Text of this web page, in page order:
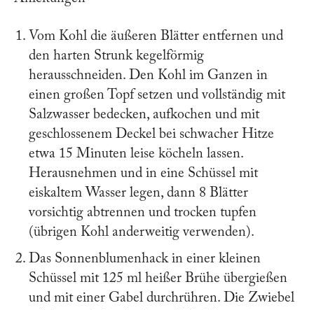
Vom Kohl die äußeren Blätter entfernen und
den harten Strunk kegelförmig
herausschneiden. Den Kohl im Ganzen in
einen großen Topf setzen und vollständig mit
Salzwasser bedecken, aufkochen und mit
geschlossenem Deckel bei schwacher Hitze
etwa 15 Minuten leise köcheln lassen.
Herausnehmen und in eine Schüssel mit
eiskaltem Wasser legen, dann 8 Blätter
vorsichtig abtrennen und trocken tupfen
(übrigen Kohl anderweitig verwenden).
Das Sonnenblumenhack in einer kleinen
Schüssel mit 125 ml heißer Brühe übergießen
und mit einer Gabel durchrühren. Die Zwiebel